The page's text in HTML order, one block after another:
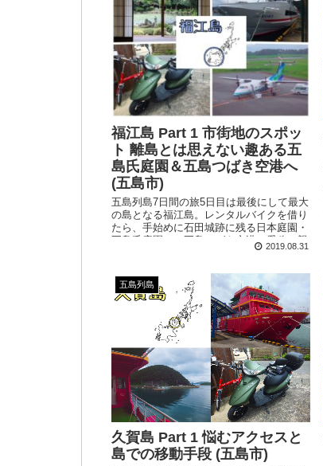
福江島 Part 1 市街地のスポッ
ト 離島とは思えない趣ある五
島氏庭園＆五島つばき空港へ
(五島市)
五島列島7日間の旅5日目は最後にして最大
の島となる福江島。レンタルバイクを借り
たら、手始めに石田城跡に残る日本庭園・
五島氏庭園と、五島つばき空港の愛称で親
しまれている福江空港の2つの市街地スポ
2019.08.31
五島列島
久賀島 Part 1 悩むアクセスと
島での移動手段 (五島市)